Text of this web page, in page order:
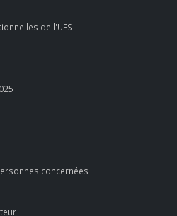
de l'UES
concernées